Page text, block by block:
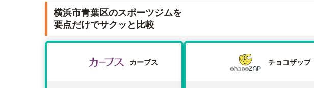
横浜市青葉区のスポーツジムを
要点だけでサクッと比較
カーブス チョコザップ